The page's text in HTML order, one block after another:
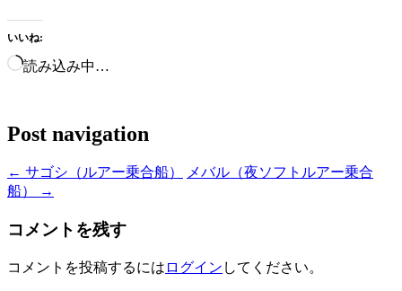
いいね:
読み込み中…
Post navigation
← サゴシ（ルアー乗合船）
メバル（夜ソフトルアー乗合
船）
→
コメントを残す
コメントを投稿するには ログイン してください。